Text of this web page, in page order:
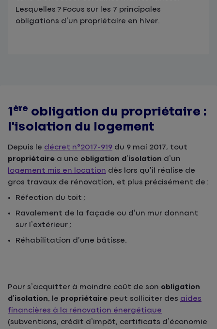
Lesquelles ? Focus sur les 7 principales
obligations d’un propriétaire en hiver.
1ère obligation du propriétaire :
l’isolation du logement
Depuis le décret n°2017-919 du 9 mai 2017, tout
propriétaire a une obligation d’isolation d’un
logement mis en location dès lors qu’il réalise de
gros travaux de rénovation, et plus précisément de :
Réfection du toit ;
Ravalement de la façade ou d’un mur donnant
sur l’extérieur ;
Réhabilitation d’une bâtisse.
Pour s’acquitter à moindre coût de son obligation
d’isolation, le propriétaire peut solliciter des aides
financières à la rénovation énergétique
(subventions, crédit d’impôt, certificats d’économie